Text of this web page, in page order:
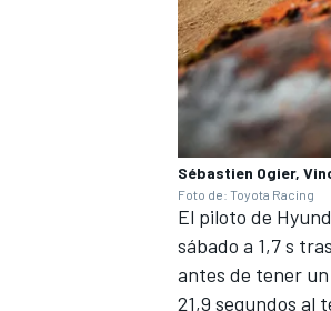
MÁS CATEGORÍAS
Sébastien Ogier,
Foto de: Toyota Racing
El piloto de
sábado a 1,7 s
antes de tener
21,9 segundos al